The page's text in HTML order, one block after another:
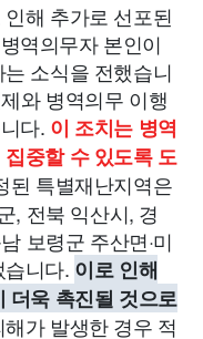
해 추가로 선포된
역의무자 본인이
소식을 전했습니
와 병역의무 이행
다. 이 조치는 병역
중할 수 있도록 도
된 특별재난지역은
, 전북 익산시, 경
보령군 주산면·미
니다. 이로 인해
더욱 촉진될 것으로
가 발생한 경우 적